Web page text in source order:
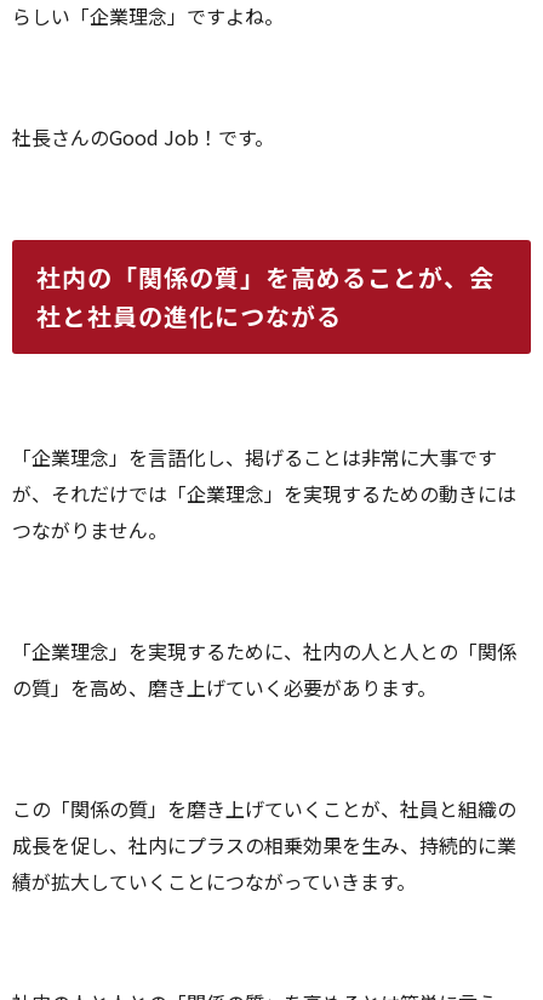
らしい「企業理念」ですよね。
社長さんのGood Job！です。
社内の「関係の質」を高めることが、会
社と社員の進化につながる
「企業理念」を言語化し、掲げることは非常に大事です
が、それだけでは「企業理念」を実現するための動きには
つながりません。
「企業理念」を実現するために、社内の人と人との「関係
の質」を高め、磨き上げていく必要があります。
この「関係の質」を磨き上げていくことが、社員と組織の
成長を促し、社内にプラスの相乗効果を生み、持続的に業
績が拡大していくことにつながっていきます。